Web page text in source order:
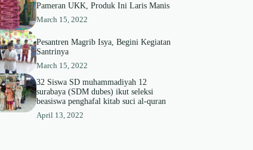
Pameran UKK, Produk Ini Laris Manis
March 15, 2022
Pesantren Magrib Isya, Begini Kegiatan
Santrinya
March 15, 2022
32 Siswa SD muhammadiyah 12
surabaya (SDM dubes) ikut seleksi
beasiswa penghafal kitab suci al-quran
April 13, 2022